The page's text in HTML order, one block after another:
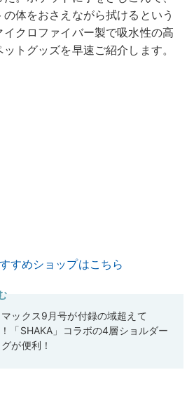
体をおさえながら拭けるという
クロファイバー製で吸水性の高
トグッズを早速ご紹介します。
すすめショップはこちら
マックス9月号が付録の域超えて
「SHAKA」コラボの4層ショルダー
が便利！